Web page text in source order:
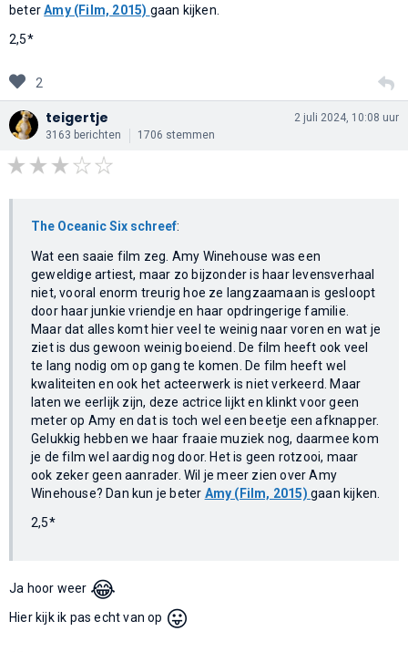
beterAmy (Film, 2015) gaan kijken.
2,5*
2
teigertje
3163 berichten 1706 stemmen
2 juli 2024, 10:08 uur
The Oceanic Six schreef:
Wat een saaie film zeg. Amy Winehouse was een
geweldige artiest, maar zo bijzonder is haar levensverhaal
niet, vooral enorm treurig hoe ze langzaamaan is gesloopt
door haar junkie vriendje en haar opdringerige familie.
Maar dat alles komt hier veel te weinig naar voren en wat je
ziet is dus gewoon weinig boeiend. De film heeft ook veel
te lang nodig om op gang te komen. De film heeft wel
kwaliteiten en ook het acteerwerk is niet verkeerd. Maar
laten we eerlijk zijn, deze actrice lijkt en klinkt voor geen
meter op Amy en dat is toch wel een beetje een afknapper.
Gelukkig hebben we haar fraaie muziek nog, daarmee kom
je de film wel aardig nog door. Het is geen rotzooi, maar
ook zeker geen aanrader. Wil je meer zien over Amy
Winehouse? Dan kun je beter Amy (Film, 2015)gaan kijken.
2,5*
Ja hoor weer 😂
Hier kijk ik pas echt van op 😛